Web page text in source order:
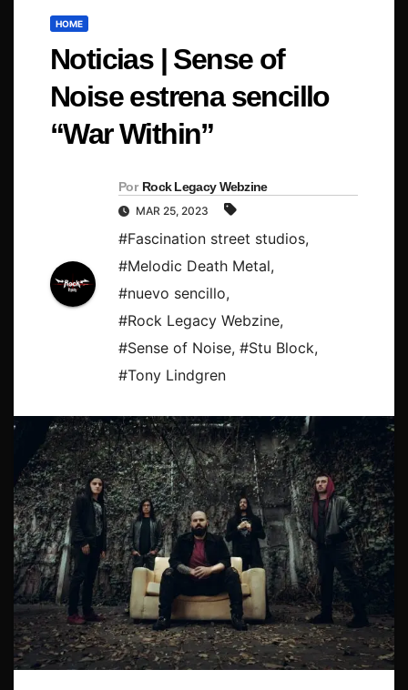
HOME
Noticias | Sense of
Noise estrena sencillo
“War Within”
Por Rock Legacy Webzine
MAR 25, 2023
#Fascination street studios,
#Melodic Death Metal,
#nuevo sencillo,
#Rock Legacy Webzine,
#Sense of Noise, #Stu Block,
#Tony Lindgren